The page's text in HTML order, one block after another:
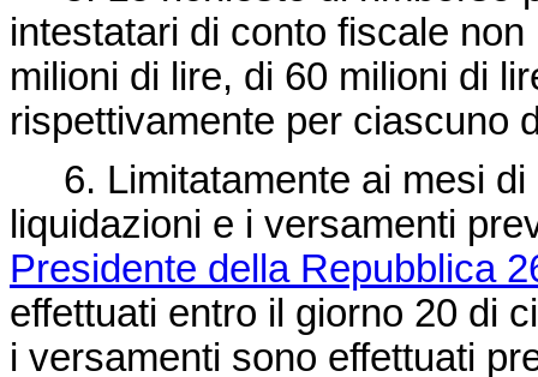
intestatari di conto fiscale
milioni di lire, di 60 milioni di
rispettivamente per ciascuno
6. Limitatamente ai mesi di
liquidazioni e i versamenti
Presidente della Repubblica
effettuati entro il giorno 20 di
i versamenti sono effettuati